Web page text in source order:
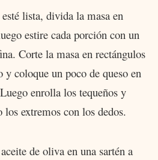
lista, divida la masa en
estire cada porción con un
Corte la masa en rectángulos
y coloque un poco de queso en
enrolla los tequeños y
los extremos con los dedos.
de oliva en una sartén a